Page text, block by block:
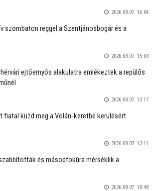
2026.08.07. 16:04
szombaton reggel a Szentjánosbogár és a
2026.08.07. 15:03
ejtőernyős alakulatra emlékeztek a repülős
2026.08.07. 13:17
fiatal küzd meg a Volán-keretbe kerülésért
2026.08.07. 13:11
és másodfokúra mérséklik a
2026.08.07. 10:48